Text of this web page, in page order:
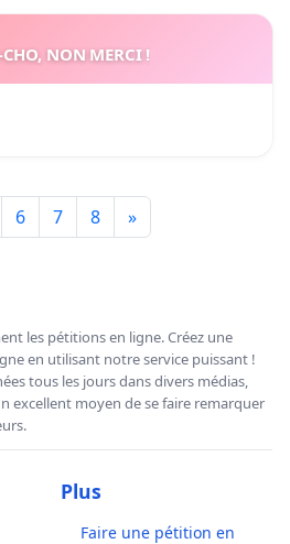
CHO, NON MERCI !
6 7 8 »
les pétitions en ligne. Créez une
en utilisant notre service puissant !
tous les jours dans divers médias,
excellent moyen de se faire remarquer
Plus
Faire une pétition en